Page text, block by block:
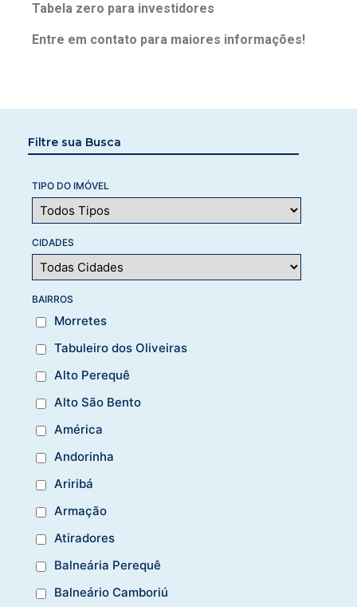
Filtre sua Busca
TIPO DO IMÓVEL
CIDADES
BAIRROS
Morretes
Tabuleiro dos Oliveiras
Alto Perequê
Alto São Bento
América
Andorinha
Ariribá
Armação
Atiradores
Balneária Perequê
Balneário Camboriú
Tabela zero para investidores
Entre em contato para maiores informações!